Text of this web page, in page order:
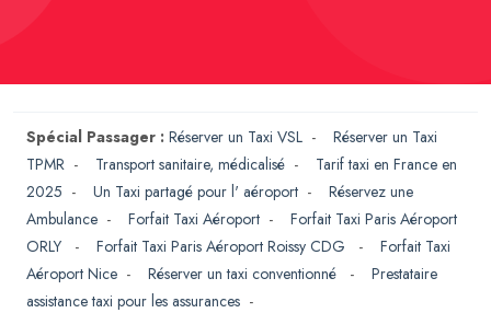
Spécial Passager : Réserver un Taxi VSL - Réserver un Taxi
TPMR - Transport sanitaire, médicalisé - Tarif taxi en France en
2025 - Un Taxi partagé pour l' aéroport - Réservez une
Ambulance - Forfait Taxi Aéroport - Forfait Taxi Paris Aéroport
ORLY
- Forfait Taxi Paris Aéroport Roissy CDG - Forfait Taxi
Aéroport Nice - Réserver un taxi conventionné - Prestataire
assistance taxi pour les assurances -